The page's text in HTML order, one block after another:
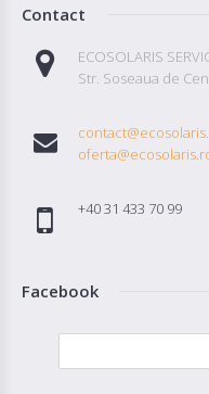
Contact
ECOSOLARIS
Str. Soseaua de
+40 31 433 70 99
Facebook